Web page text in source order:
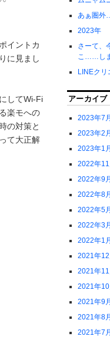
イントカ
に見まし
してWi-Fi
楽モへの
の対策と
て大正解
あぁ圏
2023年
さーて、
こ……し
LINEク
アーカイブ
2023年7月
2023年2月
2023年1月
2022年11
2022年9月
2022年8月
2022年5月
2022年3月
2022年1月
2021年12
2021年11
2021年10
2021年9月
2021年8月
2021年7月